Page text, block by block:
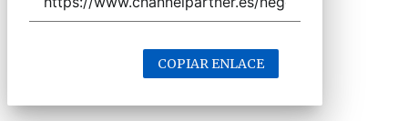
COPIAR ENLACE